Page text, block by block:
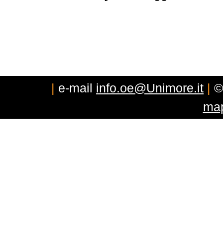
| e-mail info.oe@Unimore.it |